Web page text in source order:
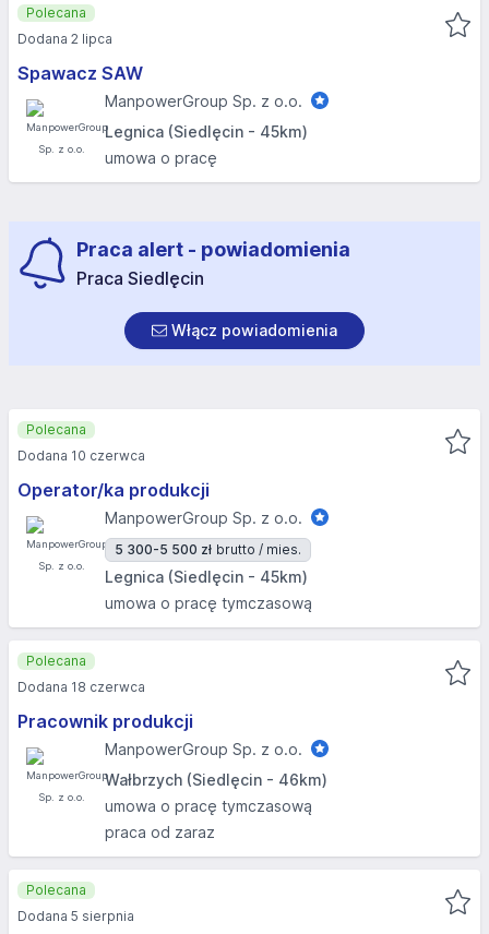
Spawacz SAW
ManpowerGroup Sp. z o.o.
Legnica (Siedlęcin - 45km)
umowa o pracę
Polecana
Dodana 2 lipca
Praca alert - powiadomienia
Praca Siedlęcin
Włącz powiadomienia
Operator/ka produkcji
ManpowerGroup Sp. z o.o.
5 300-5 500 zł brutto / mies.
Legnica (Siedlęcin - 45km)
umowa o pracę tymczasową
Polecana
Dodana 10 czerwca
Pracownik produkcji
ManpowerGroup Sp. z o.o.
Wałbrzych (Siedlęcin - 46km)
umowa o pracę tymczasową
praca od zaraz
Polecana
Dodana 18 czerwca
Polecana
Dodana 5 sierpnia